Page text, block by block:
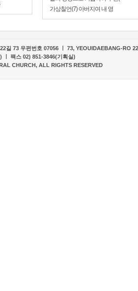
가상칠언(7) 아버지여 내 영
길 73 우편번호 07056 ㅣ 73, YEOUIDAEBANG-RO
ㅣ 팩스 02) 851-3846(기획실)
CHURCH, ALL RIGHTS RESERVED